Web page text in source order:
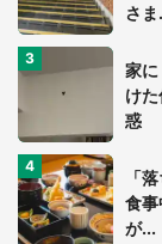
さ
家
け
惑
「
食
が...